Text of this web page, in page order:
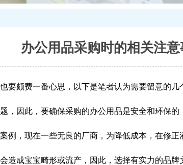
办公用品采购时的相关注
要颇费一番心思，以下是笔者认为需要留意的
，因此，要确保采购的办公用品是安全和环保
例，现在一些无良的厂商，为降低成本，在修
造成宝宝畸形或流产，因此，选择有实力的品